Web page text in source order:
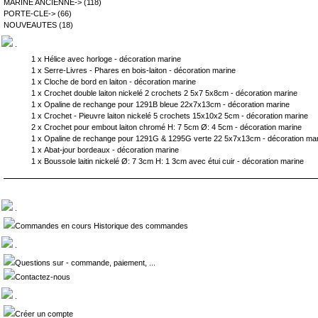
MARINE ANCIENNE-> (118)
PORTE-CLE-> (66)
NOUVEAUTES (18)
1 x Hélice avec horloge - décoration marine
1 x Serre-Livres - Phares en bois-laiton - décoration marine
1 x Cloche de bord en laiton - décoration marine
1 x Crochet double laiton nickelé 2 crochets 2 5x7 5x8cm - décoration marine
1 x Opaline de rechange pour 1291B bleue 22x7x13cm - décoration marine
1 x Crochet - Pieuvre laiton nickelé 5 crochets 15x10x2 5cm - décoration marine
2 x Crochet pour embout laiton chromé H: 7 5cm Ø: 4 5cm - décoration marine
1 x Opaline de rechange pour 1291G & 1295G verte 22 5x7x13cm - décoration
1 x Abat-jour bordeaux - décoration marine
1 x Boussole laitin nickelé Ø: 7 3cm H: 1 3cm avec étui cuir - décoration marine
Commandes en cours Historique des commandes
Questions sur - commande, paiement, ...
Contactez-nous
Créer un compte